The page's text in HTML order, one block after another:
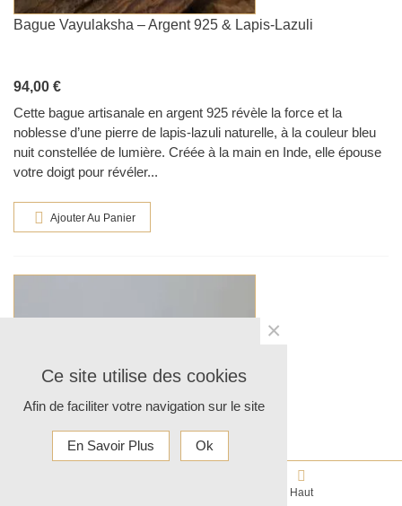
Bague Vayulaksha – Argent 925 & Lapis-Lazuli
94,00 €
Cette bague artisanale en argent 925 révèle la force et la
noblesse d’une pierre de lapis-lazuli naturelle, à la couleur bleu
nuit constellée de lumière. Créée à la main en Inde, elle épouse
votre doigt pour révéler...
Ajouter Au Panier
Haut
Ce site utilise des cookies
Afin de faciliter votre navigation sur le site
En Savoir Plus Ok
×